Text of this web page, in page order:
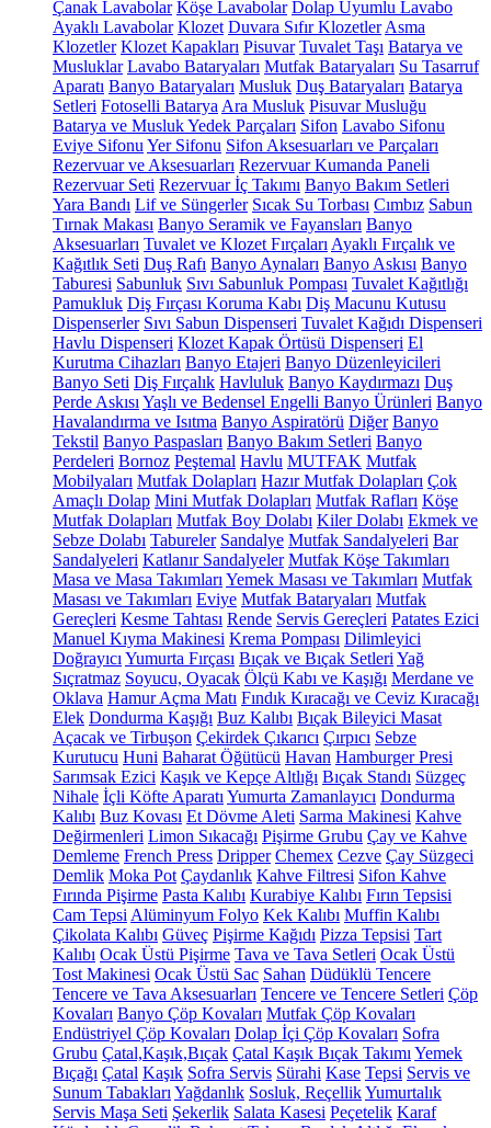
Çanak Lavabolar Köşe Lavabolar Dolap Uyumlu Lavabo
Ayaklı Lavabolar Klozet Duvara Sıfır Klozetler Asma
Klozetler Klozet Kapakları Pisuvar Tuvalet Taşı Batarya ve
Musluklar Lavabo Bataryaları Mutfak Bataryaları Su Tasarruf
Aparatı Banyo Bataryaları Musluk Duş Bataryaları Batarya
Setleri Fotoselli Batarya Ara Musluk Pisuvar Musluğu
Batarya ve Musluk Yedek Parçaları Sifon Lavabo Sifonu
Eviye Sifonu Yer Sifonu Sifon Aksesuarları ve Parçaları
Rezervuar ve Aksesuarları Rezervuar Kumanda Paneli
Rezervuar Seti Rezervuar İç Takımı Banyo Bakım Setleri
Yara Bandı Lif ve Süngerler Sıcak Su Torbası Cımbız Sabun
Tırnak Makası Banyo Seramik ve Fayansları Banyo
Aksesuarları Tuvalet ve Klozet Fırçaları Ayaklı Fırçalık ve
Kağıtlık Seti Duş Rafı Banyo Aynaları Banyo Askısı Banyo
Taburesi Sabunluk Sıvı Sabunluk Pompası Tuvalet Kağıtlığı
Pamukluk Diş Fırçası Koruma Kabı Diş Macunu Kutusu
Dispenserler Sıvı Sabun Dispenseri Tuvalet Kağıdı Dispenseri
Havlu Dispenseri Klozet Kapak Örtüsü Dispenseri El
Kurutma Cihazları Banyo Etajeri Banyo Düzenleyicileri
Banyo Seti Diş Fırçalık Havluluk Banyo Kaydırmazı Duş
Perde Askısı Yaşlı ve Bedensel Engelli Banyo Ürünleri Banyo
Havalandırma ve Isıtma Banyo Aspiratörü Diğer Banyo
Tekstil Banyo Paspasları Banyo Bakım Setleri Banyo
Perdeleri Bornoz Peştemal Havlu MUTFAK Mutfak
Mobilyaları Mutfak Dolapları Hazır Mutfak Dolapları Çok
Amaçlı Dolap Mini Mutfak Dolapları Mutfak Rafları Köşe
Mutfak Dolapları Mutfak Boy Dolabı Kiler Dolabı Ekmek ve
Sebze Dolabı Tabureler Sandalye Mutfak Sandalyeleri Bar
Sandalyeleri Katlanır Sandalyeler Mutfak Köşe Takımları
Masa ve Masa Takımları Yemek Masası ve Takımları Mutfak
Masası ve Takımları Eviye Mutfak Bataryaları Mutfak
Gereçleri Kesme Tahtası Rende Servis Gereçleri Patates Ezici
Manuel Kıyma Makinesi Krema Pompası Dilimleyici
Doğrayıcı Yumurta Fırçası Bıçak ve Bıçak Setleri Yağ
Sıçratmaz Soyucu, Oyacak Ölçü Kabı ve Kaşığı Merdane ve
Oklava Hamur Açma Matı Fındık Kıracağı ve Ceviz Kıracağı
Elek Dondurma Kaşığı Buz Kalıbı Bıçak Bileyici Masat
Açacak ve Tirbuşon Çekirdek Çıkarıcı Çırpıcı Sebze
Kurutucu Huni Baharat Öğütücü Havan Hamburger Presi
Sarımsak Ezici Kaşık ve Kepçe Altlığı Bıçak Standı Süzgeç
Nihale İçli Köfte Aparatı Yumurta Zamanlayıcı Dondurma
Kalıbı Buz Kovası Et Dövme Aleti Sarma Makinesi Kahve
Değirmenleri Limon Sıkacağı Pişirme Grubu Çay ve Kahve
Demleme French Press Dripper Chemex Cezve Çay Süzgeci
Demlik Moka Pot Çaydanlık Kahve Filtresi Sifon Kahve
Fırında Pişirme Pasta Kalıbı Kurabiye Kalıbı Fırın Tepsisi
Cam Tepsi Alüminyum Folyo Kek Kalıbı Muffin Kalıbı
Çikolata Kalıbı Güveç Pişirme Kağıdı Pizza Tepsisi Tart
Kalıbı Ocak Üstü Pişirme Tava ve Tava Setleri Ocak Üstü
Tost Makinesi Ocak Üstü Sac Sahan Düdüklü Tencere
Tencere ve Tava Aksesuarları Tencere ve Tencere Setleri Çöp
Kovaları Banyo Çöp Kovaları Mutfak Çöp Kovaları
Endüstriyel Çöp Kovaları Dolap İçi Çöp Kovaları Sofra
Grubu Çatal,Kaşık,Bıçak Çatal Kaşık Bıçak Takımı Yemek
Bıçağı Çatal Kaşık Sofra Servis Sürahi Kase Tepsi Servis ve
Sunum Tabakları Yağdanlık Sosluk, ReçellikYumurtalık
Servis Maşa Seti Şekerlik Salata Kasesi Peçetelik Karaf